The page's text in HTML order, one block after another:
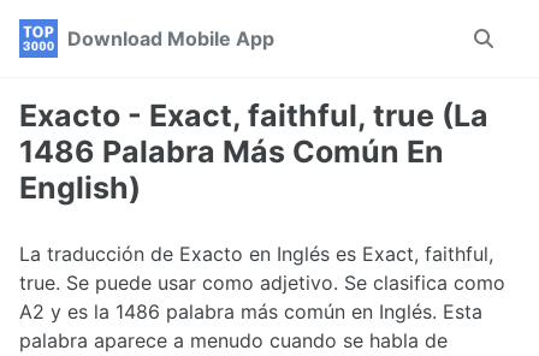
Skip
navigation
Skip
Skip
Download Mobile App
Toggle
Exacto - Exact, faithful, true (La
1486 Palabra Más Común En
English)
La traducción de Exacto en Inglés es Exact, faithful,
true. Se puede usar como adjetivo. Se clasifica como
A2 y es la 1486 palabra más común en Inglés. Esta
palabra aparece a menudo cuando se habla de